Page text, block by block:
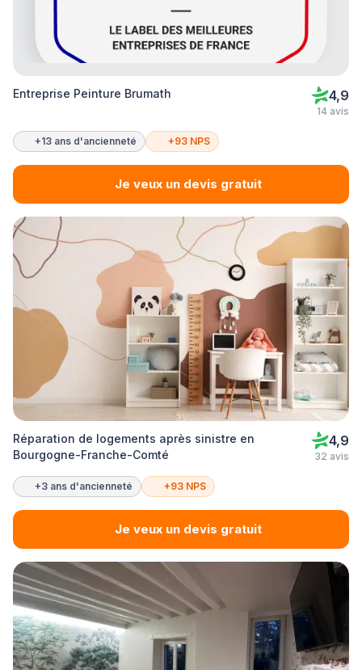
Entreprise Peinture Brumath 4,9
14 avis
+13 ans d'ancienneté +93 NPS
Je veux un devis gratuit
Réparation de logements après sinistre en
Bourgogne-Franche-Comté
4,9
32 avis
+3 ans d'ancienneté +93 NPS
Je veux un devis gratuit